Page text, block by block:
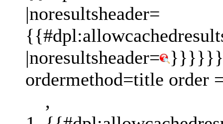
|noresultsheader=
|noresultsheader= }}}}}}
ordermethod=title order
,